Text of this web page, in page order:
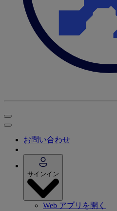
お問い合わせ
サインイン
Web アプリを開く